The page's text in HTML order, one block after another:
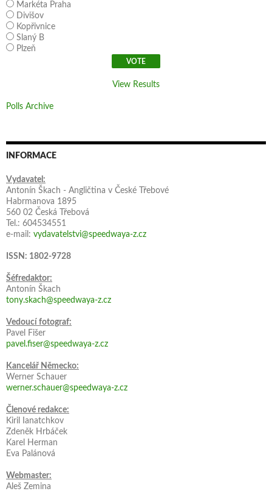
Markéta Praha
Divišov
Kopřivnice
Slaný B
Plzeň
View Results
Polls Archive
INFORMACE
Vydavatel:
Antonín Škach - Angličtina v České Třebové
Habrmanova 1895
560 02 Česká Třebová
Tel.: 604534551
e-mail: vydavatelstvi@speedwaya-z.cz
ISSN: 1802-9728
Šéfredaktor:
Antonín Škach
tony.skach@speedwaya-z.cz
Vedoucí fotograf:
Pavel Fišer
pavel.fiser@speedwaya-z.cz
Kancelář Německo:
Werner Schauer
werner.schauer@speedwaya-z.cz
Členové redakce:
Kiril Ianatchkov
Zdeněk Hrbáček
Karel Herman
Eva Palánová
Webmaster:
Aleš Zemina